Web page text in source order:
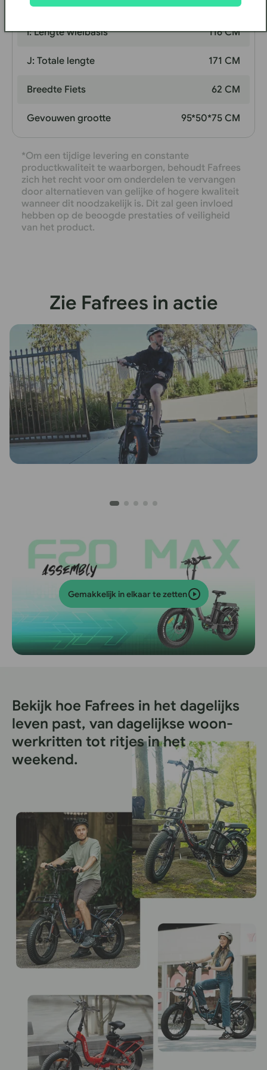
H: Lengte Tube 60 CM
I: Lengte wielbasis 116 CM
J: Totale lengte 171 CM
Breedte Fiets 62 CM
Gevouwen grootte 95*50*75 CM
*Om een tijdige levering en constante
productkwaliteit te waarborgen, behoudt Fafrees
zich het recht voor om onderdelen te vervangen
door alternatieven van gelijke of hogere kwaliteit
wanneer dit noodzakelijk is. Dit zal geen invloed
hebben op de beoogde prestaties of veiligheid
van het product.
Zie Fafrees in actie
Gemakkelijk in elkaar te zetten
Bekijk hoe Fafrees in het dagelijks
leven past, van dagelijkse woon-
werkritten tot ritjes in het
weekend.